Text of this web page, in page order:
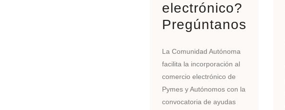
electrónico?
Pregúntanos
La Comunidad Autónoma
facilita la incorporación al
comercio electrónico de
Pymes y Autónomos con la
convocatoria de ayudas